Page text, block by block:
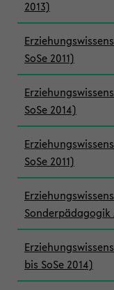
2013)
SoSe 2011)
SoSe 2014)
SoSe 2011)
Sonderpädagogik
bis SoSe 2014)